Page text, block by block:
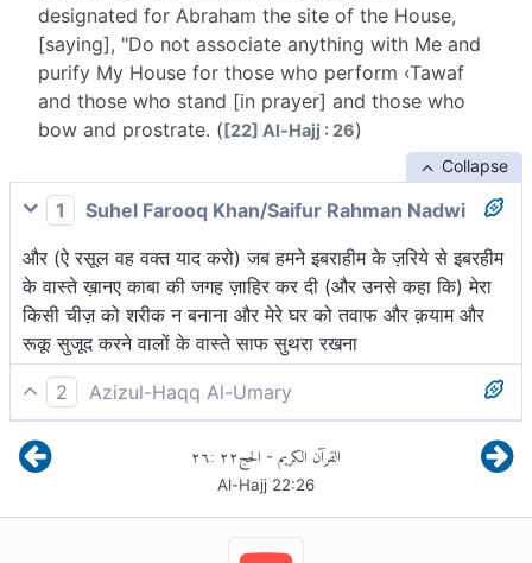
designated for Abraham the site of the House,
[saying], "Do not associate anything with Me and
purify My House for those who perform ‹Tawaf
and those who stand [in prayer] and those who
bow and prostrate. ([22] Al-Hajj : 26)
Collapse
1
Suhel Farooq Khan/Saifur Rahman Nadwi
और (ऐ रसूल वह वक्त याद करो) जब हमने इबराहीम के ज़रिये से इबरहीम
के वास्ते ख़ानए काबा की जगह ज़ाहिर कर दी (और उनसे कहा कि) मेरा
किसी चीज़ को शरीक न बनाना और मेरे घर को तवाफ और क़याम और
रूकू सुजूद करने वालों के वास्ते साफ सुथरा रखना
2
Azizul-Haqq Al-Umary
तथा वह समय याद करो, जब हमने निश्चित कर दिया इब्राहीम के लिए इस
घर (काबा) का स्थान[1] (इस प्रतिबंध के साथ) कि साझी न बनाना मेरा
किसी चीज़ को तथा पवित्र रखना मेरे घर को परिकर्मा करने, खड़े होने,
रुकूअ (झुकने) और सज्दा करने वालों के लिए।
القرآن الكريم - الحج٢٢:٢٦
Al-Hajj22:26